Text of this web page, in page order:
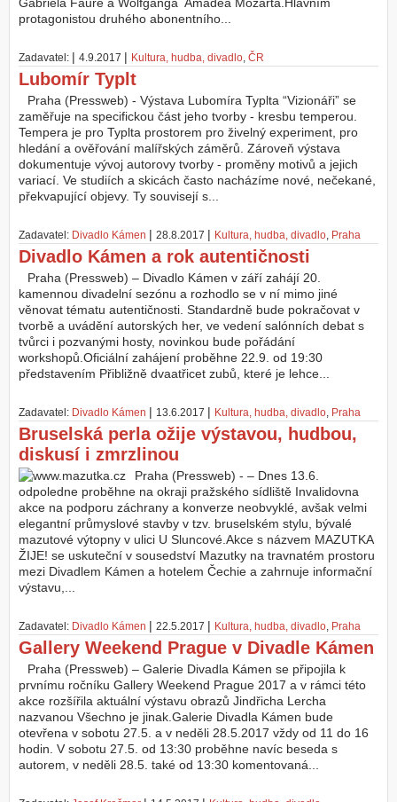
Gabriela Fauré a Wolfganga Amadea Mozarta.Hlavním
protagonistou druhého abonentního...
Zadavatel: | 4.9.2017 | Kultura, hudba, divadlo, ČR
Lubomír Typlt
Praha (Pressweb) - Výstava Lubomíra Typlta “Vizionáři” se
zaměřuje na specifickou část jeho tvorby - kresbu temperou.
Tempera je pro Typlta prostorem pro živelný experiment, pro
hledání a ověřování malířských záměrů. Zároveň výstava
dokumentuje vývoj autorovy tvorby - proměny motivů a jejich
variací. Ve studiích a skicách často nacházíme nové, nečekané,
překvapující objevy. Ty souvisejí s...
Zadavatel: Divadlo Kámen | 28.8.2017 | Kultura, hudba, divadlo, Praha
Divadlo Kámen a rok autentičnosti
Praha (Pressweb) – Divadlo Kámen v září zahájí 20.
kamennou divadelní sezónu a rozhodlo se v ní mimo jiné
věnovat tématu autentičnosti. Standardně bude pokračovat v
tvorbě a uvádění autorských her, ve vedení salónních debat s
tvůrci i pozvanými hosty, novinkou bude pořádání
workshopů.Oficiální zahájení proběhne 22.9. od 19:30
představením Přibližně dvaatřicet zubů, které je lehce...
Zadavatel: Divadlo Kámen | 13.6.2017 | Kultura, hudba, divadlo, Praha
Bruselská perla ožije výstavou, hudbou,
diskusí i zmrzlinou
Praha (Pressweb) - – Dnes 13.6.
odpoledne proběhne na okraji pražského sídliště Invalidovna
akce na podporu záchrany a konverze neobvyklé, avšak velmi
elegantní průmyslové stavby v tzv. bruselském stylu, bývalé
mazutové výtopny v ulici U Sluncové.Akce s názvem MAZUTKA
ŽIJE! se uskuteční v sousedství Mazutky na travnatém prostoru
mezi Divadlem Kámen a hotelem Čechie a zahrnuje informační
výstavu,...
Zadavatel: Divadlo Kámen | 22.5.2017 | Kultura, hudba, divadlo, Praha
Gallery Weekend Prague v Divadle Kámen
Praha (Pressweb) – Galerie Divadla Kámen se připojila k
prvnímu ročníku Gallery Weekend Prague 2017 a v rámci této
akce rozšířila aktuální výstavu obrazů Jindřicha Lercha
nazvanou Všechno je jinak.Galerie Divadla Kámen bude
otevřena v sobotu 27.5. a v neděli 28.5.2017 vždy od 11 do 16
hodin. V sobotu 27.5. od 13:30 proběhne navíc beseda s
autorem, v neděli 28.5. také od 13:30 komentovaná...